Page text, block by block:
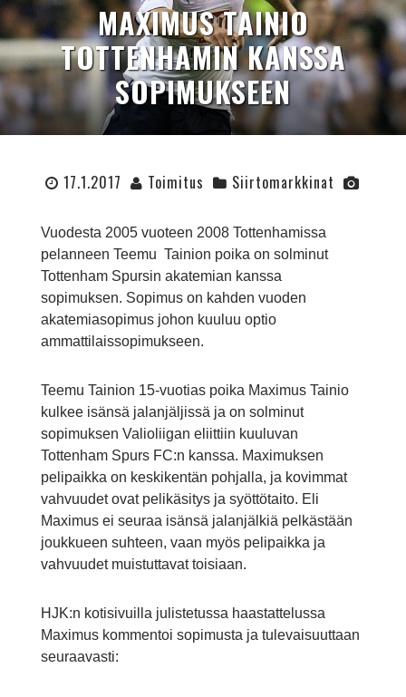
MAXIMUS TAINIO
TOTTENHAMIN KANSSA
SOPIMUKSEEN
17.1.2017 Toimitus Siirtomarkkinat
Vuodesta 2005 vuoteen 2008 Tottenhamissa
pelanneen Teemu Tainion poika on solminut
Tottenham Spursin akatemian kanssa
sopimuksen. Sopimus on kahden vuoden
akatemiasopimus johon kuuluu optio
ammattilaissopimukseen.
Teemu Tainion 15-vuotias poika Maximus Tainio
kulkee isänsä jalanjäljissä ja on solminut
sopimuksen Valioliigan eliittiin kuuluvan
Tottenham Spurs FC:n kanssa. Maximuksen
pelipaikka on keskikentän pohjalla, ja kovimmat
vahvuudet ovat pelikäsitys ja syöttötaito. Eli
Maximus ei seuraa isänsä jalanjälkiä pelkästään
joukkueen suhteen, vaan myös pelipaikka ja
vahvuudet muistuttavat toisiaan.
HJK:n kotisivuilla julistetussa haastattelussa
Maximus kommentoi sopimusta ja tulevaisuuttaan
seuraavasti: